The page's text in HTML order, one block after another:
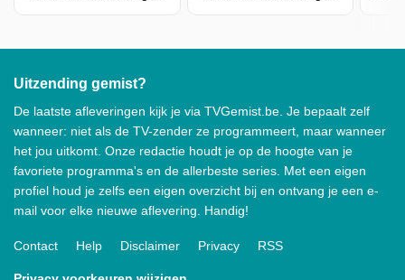
Uitzending gemist?
De laatste afleveringen kijk je via TVGemist.be. Je bepaalt zelf
wanneer: niet als de TV-zender ze programmeert, maar wanneer
het jou uitkomt. Onze redactie houdt je op de hoogte van je
favoriete programma's en de allerbeste series. Met een eigen
profiel houd je zelfs een eigen overzicht bij en ontvang je een e-
mail voor elke nieuwe aflevering. Handig!
Contact Help Disclaimer Privacy RSS